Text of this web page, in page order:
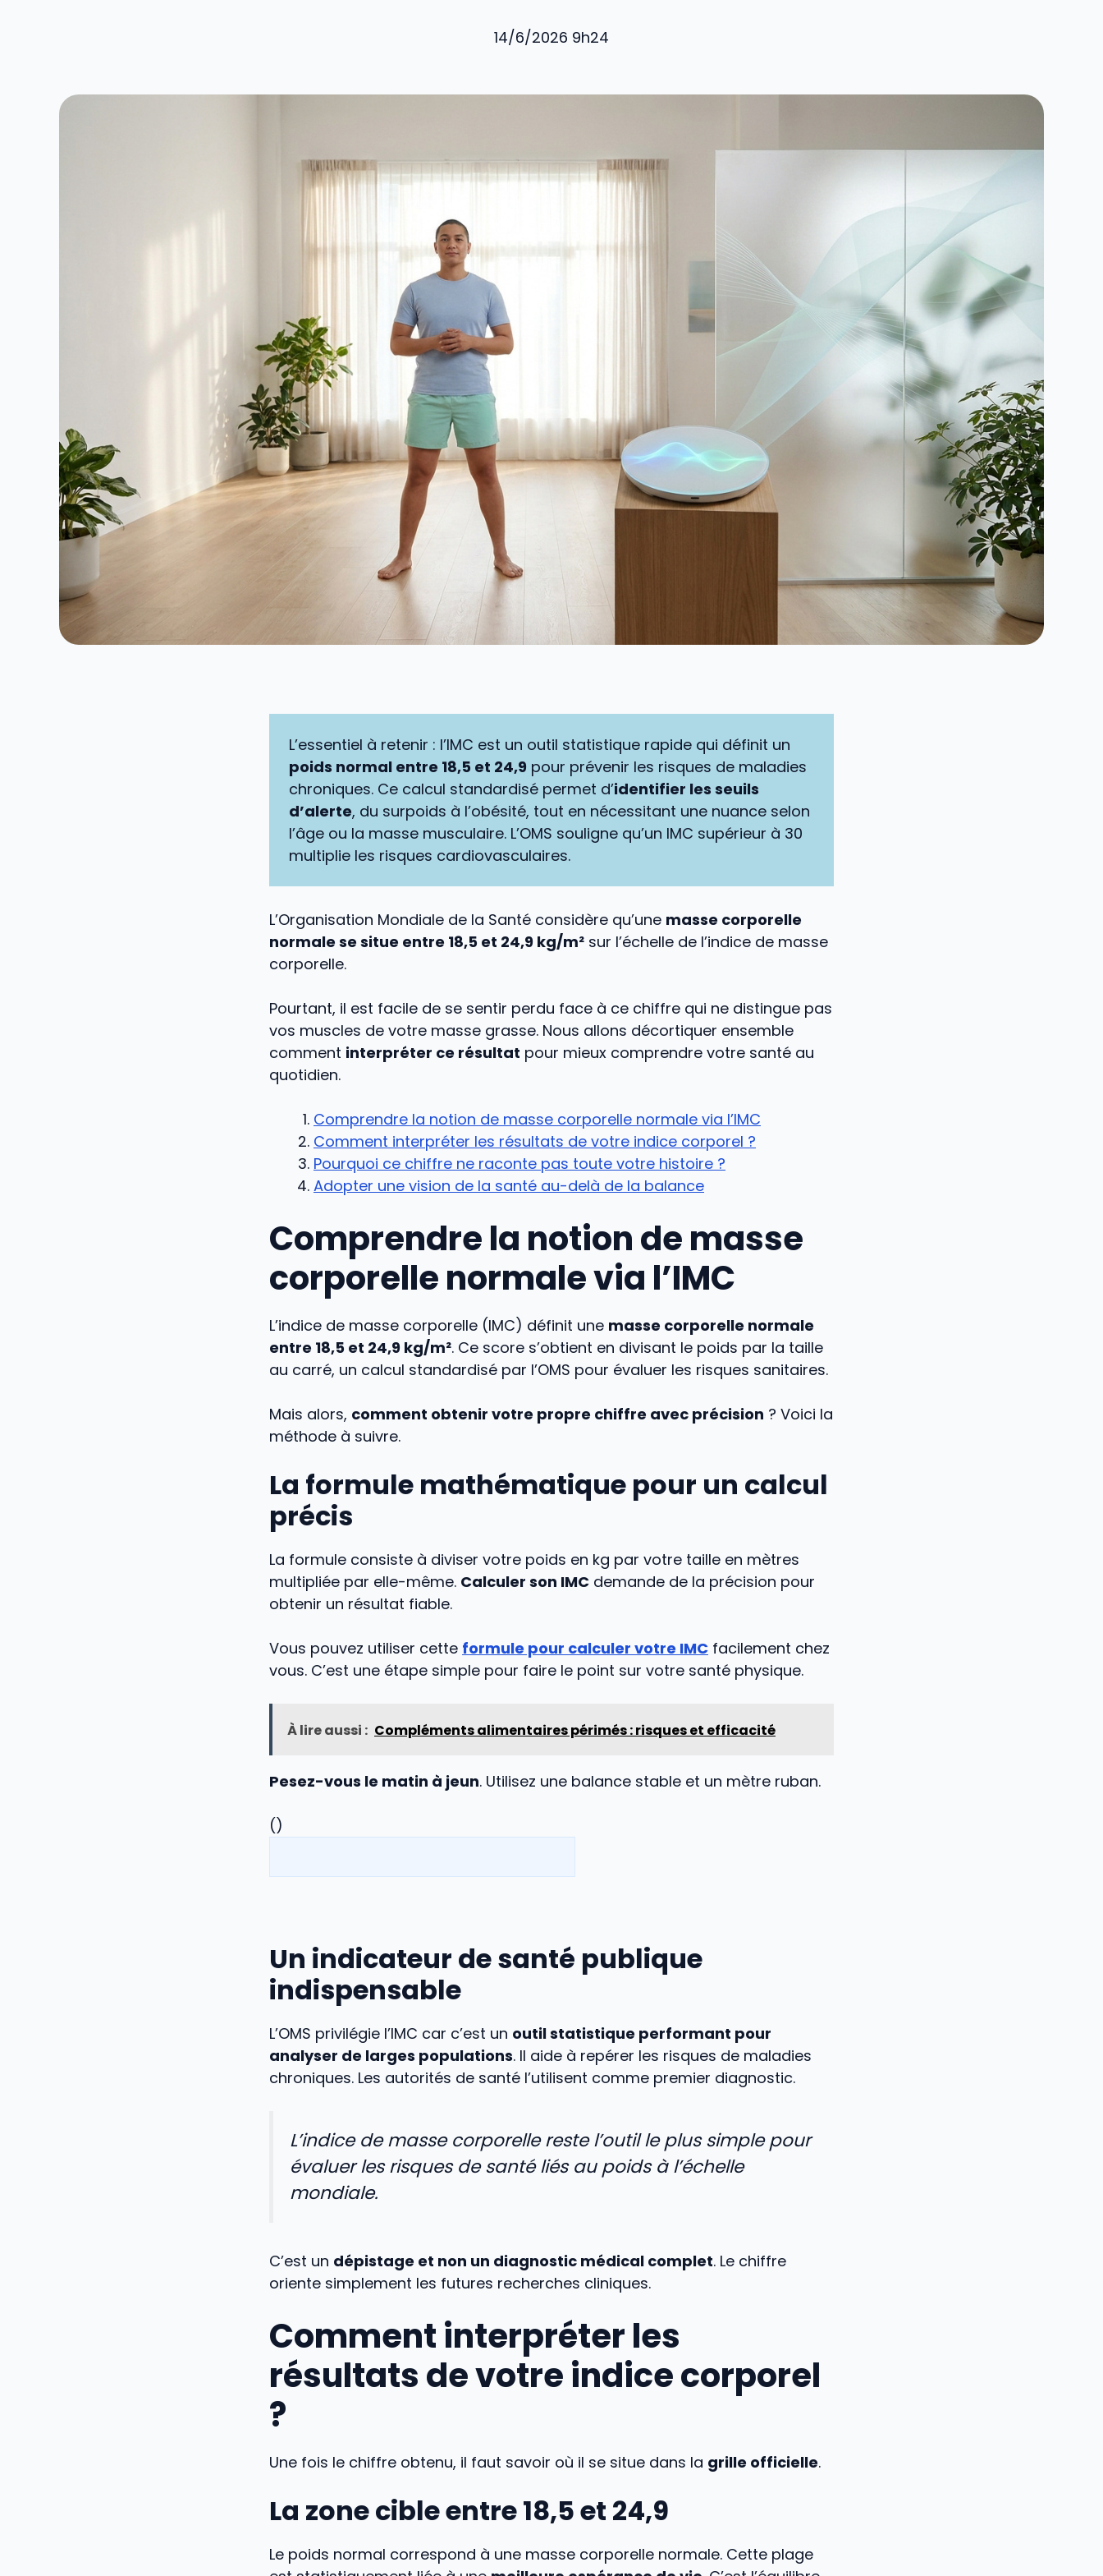
14/6/2026 9h24
L’essentiel à retenir : l’IMC est un outil statistique rapide qui définit un
poids normal entre 18,5 et 24,9 pour prévenir les risques de maladies
chroniques. Ce calcul standardisé permet d’identifier les seuils
d’alerte, du surpoids à l’obésité, tout en nécessitant une nuance selon
l’âge ou la masse musculaire. L’OMS souligne qu’un IMC supérieur à 30
multiplie les risques cardiovasculaires.
L’Organisation Mondiale de la Santé considère qu’une masse corporelle
normale se situe entre 18,5 et 24,9 kg/m² sur l’échelle de l’indice de masse
corporelle.
Pourtant, il est facile de se sentir perdu face à ce chiffre qui ne distingue pas
vos muscles de votre masse grasse. Nous allons décortiquer ensemble
comment interpréter ce résultat pour mieux comprendre votre santé au
quotidien.
Comprendre la notion de masse corporelle normale via l’IMC
Comment interpréter les résultats de votre indice corporel ?
Pourquoi ce chiffre ne raconte pas toute votre histoire ?
Adopter une vision de la santé au-delà de la balance
Comprendre la notion de masse
corporelle normale via l’IMC
L’indice de masse corporelle (IMC) définit une masse corporelle normale
entre 18,5 et 24,9 kg/m². Ce score s’obtient en divisant le poids par la taille
au carré, un calcul standardisé par l’OMS pour évaluer les risques sanitaires.
Mais alors, comment obtenir votre propre chiffre avec précision ? Voici la
méthode à suivre.
La formule mathématique pour un calcul
précis
La formule consiste à diviser votre poids en kg par votre taille en mètres
multipliée par elle-même. Calculer son IMC demande de la précision pour
obtenir un résultat fiable.
Vous pouvez utiliser cette formule pour calculer votre IMC facilement chez
vous. C’est une étape simple pour faire le point sur votre santé physique.
À lire aussi : Compléments alimentaires périmés : risques et efficacité
Pesez-vous le matin à jeun. Utilisez une balance stable et un mètre ruban.
()
Un indicateur de santé publique
indispensable
L’OMS privilégie l’IMC car c’est un outil statistique performant pour
analyser de larges populations. Il aide à repérer les risques de maladies
chroniques. Les autorités de santé l’utilisent comme premier diagnostic.
L’indice de masse corporelle reste l’outil le plus simple pour
évaluer les risques de santé liés au poids à l’échelle
mondiale.
C’est un dépistage et non un diagnostic médical complet. Le chiffre
oriente simplement les futures recherches cliniques.
Comment interpréter les
résultats de votre indice corporel
?
Une fois le chiffre obtenu, il faut savoir où il se situe dans la grille officielle.
La zone cible entre 18,5 et 24,9
Le poids normal correspond à une masse corporelle normale. Cette plage